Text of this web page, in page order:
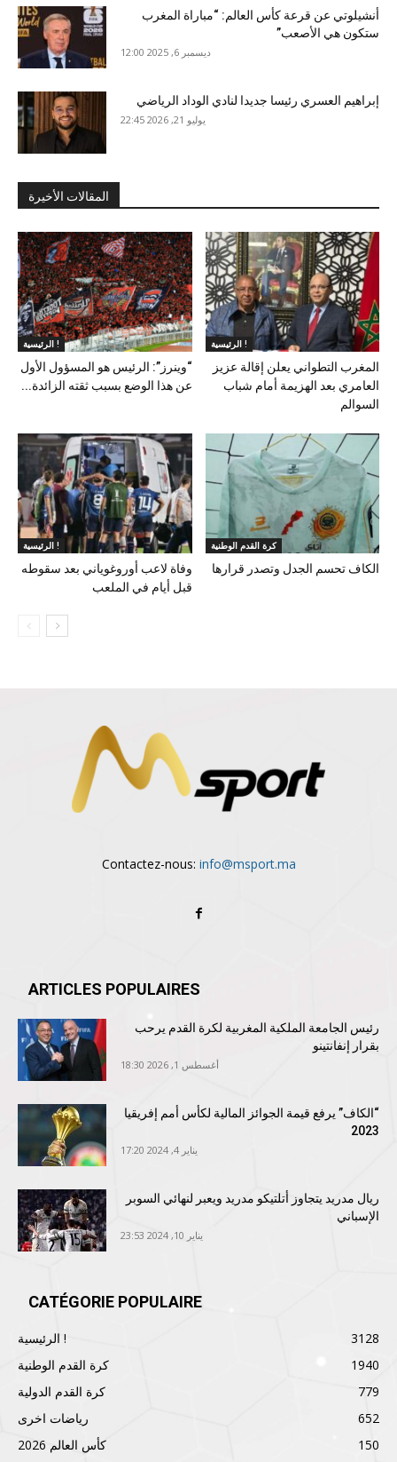
أنشيلوتي عن قرعة كأس العالم: “مباراة المغرب
ستكون هي الأصعب”
ديسمبر 6, 2025 12:00
إبراهيم العسري رئيسا جديدا لنادي الوداد الرياضي
يوليو 21, 2026 22:45
المقالات الأخيرة
الرئيسية !
“وينرز”: الرئيس هو المسؤول الأول
عن هذا الوضع بسبب ثقته الزائدة...
الرئيسية !
المغرب التطواني يعلن إقالة عزيز
العامري بعد الهزيمة أمام شباب
السوالم
الرئيسية !
وفاة لاعب أوروغوياني بعد سقوطه
قبل أيام في الملعب
كرة القدم الوطنية
الكاف تحسم الجدل وتصدر قرارها
Contactez-nous: info@msport.ma
ARTICLES POPULAIRES
رئيس الجامعة الملكية المغربية لكرة القدم يرحب
بقرار إنفانتينو
أغسطس 1, 2026 18:30
“الكاف” يرفع قيمة الجوائز المالية لكأس أمم إفريقيا
2023
يناير 4, 2024 17:20
ريال مدريد يتجاوز أتلتيكو مدريد ويعبر لنهائي السوبر
الإسباني
يناير 10, 2024 23:53
CATÉGORIE POPULAIRE
الرئيسية !
3128
كرة القدم الوطنية
1940
كرة القدم الدولية
779
رياضات اخرى
652
كأس العالم 2026
150